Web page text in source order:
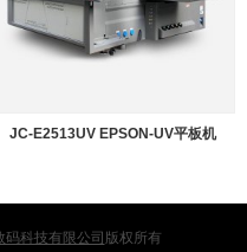
JC-E2513UV EPSON-UV平板机
码科技有限公司 版权所有